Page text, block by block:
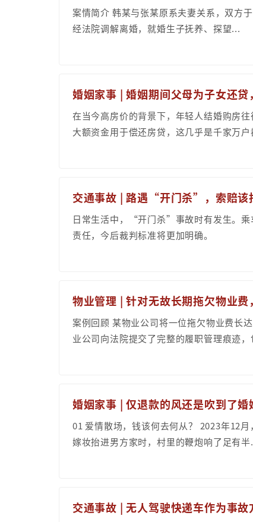
案情简介 韩某与张某原系夫妻关系，双方
经法院调解离婚，就婚生子抚养、探望...
婚姻家事 | 婚姻期间父母为子女还贷
在当今高房价的背景下，年轻人结婚购房
大额资金用于偿还房贷，这几乎是千家万
交通事故 | 路遇“开门杀”，索赔该
日常生活中，“开门杀”事故时有发生。乘
责任，今后裁判标准将更加明确。
物业管理 | 针对无故长期拖欠物业费
案例回顾 某物业公司将一位拖欠物业费长
业公司向法院提交了完整的履职管理痕迹
婚姻家事 | 仅退款的风还是吹到了
01 爱情散场，钱该何去何从？ 2023年12
嫁妆抬进男方家时，村里的鞭炮响了足有半
交通事故 | 无人驾驶快递车作为事故